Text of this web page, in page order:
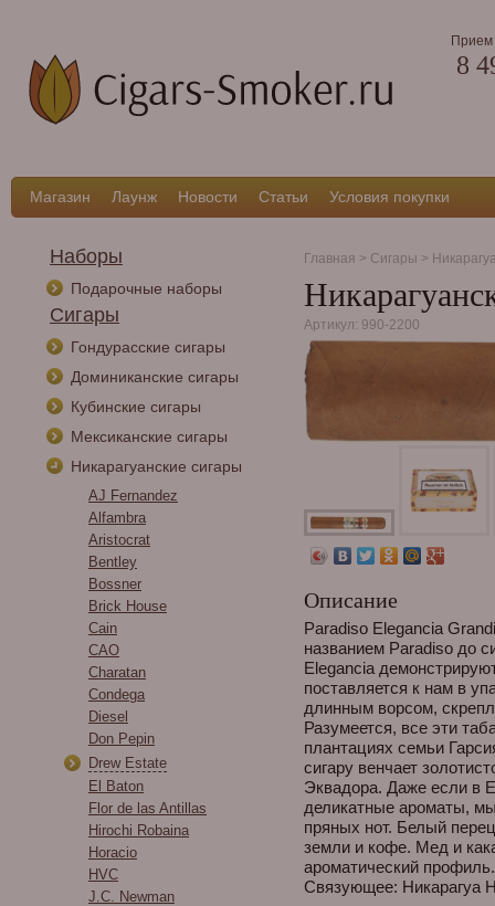
Прием
8
Магазин Лаунж Новости Статьи Условия покупки
Наборы
Подарочные наборы
Сигары
Гондурасские сигары
Доминиканские сигары
Кубинские сигары
Мексиканские сигары
Никарагуанские сигары
AJ Fernandez
Alfambra
Aristocrat
Bentley
Bossner
Brick House
Cain
CAO
Charatan
Condega
Diesel
Don Pepin
Drew Estate
El Baton
Flor de las Antillas
Hirochi Robaina
Horacio
HVC
J.C. Newman
Главная > Сигары >
Артикул: 990-2200
Описание
Paradiso Elegancia
названием Paradiso до
Elegancia
поставляется к нам в
длинным ворсом,
Разумеется, все эти
плантациях семьи
сигару венчает
Эквадора. Даже если в
деликатные ароматы,
пряных нот. Белый
земли и кофе. Мед и
ароматический
Связующее: Никарагуа